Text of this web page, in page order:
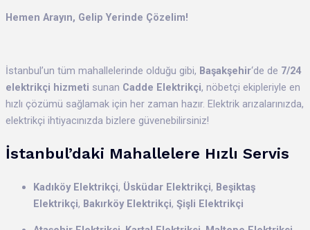
Hemen Arayın, Gelip Yerinde Çözelim!
İstanbul’un tüm mahallelerinde olduğu gibi, Başakşehir‘de de 7/24
elektrikçi hizmeti sunan Cadde Elektrikçi, nöbetçi ekipleriyle en
hızlı çözümü sağlamak için her zaman hazır. Elektrik arızalarınızda,
elektrikçi ihtiyacınızda bizlere güvenebilirsiniz!
İstanbul’daki Mahallelere Hızlı Servis
Kadıköy Elektrikçi, Üsküdar Elektrikçi, Beşiktaş
Elektrikçi, Bakırköy Elektrikçi, Şişli Elektrikçi